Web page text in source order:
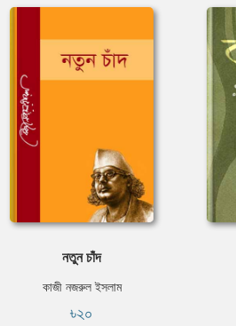
নতুন চাঁদ
কাজী নজরুল ইসলাম
৳২০